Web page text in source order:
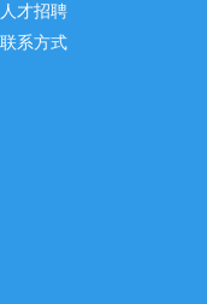
人才招聘
联系方式